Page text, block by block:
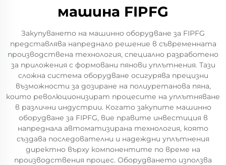
машина FIPFG
Закупуването на машинно оборудване за FIPFG
представлява напреднало решение в съвременната
производствена технология, специално разработено
за приложения с формовани пянови уплътнения. Тази
сложна система оборудване осигурява прецизни
възможности за дозиране на полиуретанова пяна,
които революционизират процесите на уплътняване
в различни индустрии. Когато закупите машинно
оборудване за FIPFG, вие правите инвестиция в
напреднала автоматизирана технология, която
създава последователни и надеждни уплътнения
директно върху компонентите по време на
производствения процес. Оборудването използва